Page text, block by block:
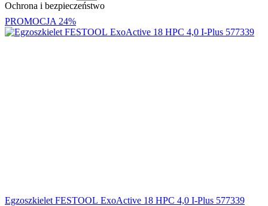
Ochrona i bezpieczeństwo
PROMOCJA 24%
Egzoszkielet FESTOOL ExoActive 18 HPC 4,0 I-Plus 577339